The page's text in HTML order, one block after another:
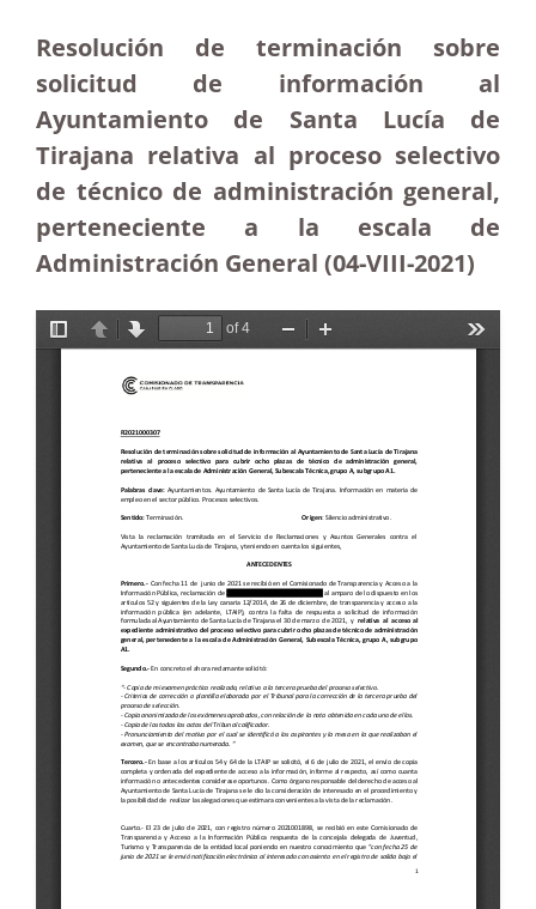
Resolución de terminación sobre
solicitud de información al
Ayuntamiento de Santa Lucía de
Tirajana relativa al proceso selectivo
de técnico de administración general,
perteneciente a la escala de
Administración General (04-VIII-2021)